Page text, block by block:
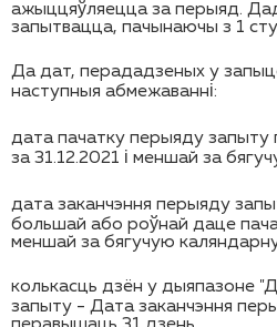
ажыццяўляецца за перыяд.
запытвацца, пачынаючы з 1
Да дат, перададзеных у
наступныя абмежаванні:
дата пачатку перыяду запыту
за 31.12.2021 і меншай за
дата заканчэння перыяду
большай або роўнай даце
меншай за бягучую
колькасць дзён у дыяпазоне
запыту - Дата заканчэння